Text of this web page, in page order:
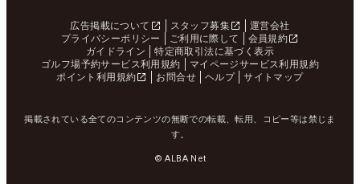
広告掲載について スタッフ募集
運営会社
プライバシーポリシー
ご利用に際して
会員規約
ガイドライン
特定商取引法に基づく表示
ゴルフ場予約サービス利用規約
マイページサービス利用規約
ポイント利用規約
お問合せ ヘルプ サイトマップ
掲載されている全てのコンテンツの無断での転載、転用、コピー等は禁じま
す。
© ALBA Net